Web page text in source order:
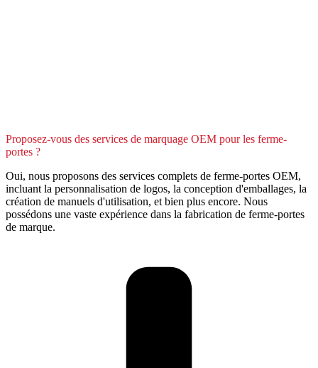
Proposez-vous des services de marquage OEM pour les ferme-
portes ?
Oui, nous proposons des services complets de ferme-portes OEM,
incluant la personnalisation de logos, la conception d'emballages, la
création de manuels d'utilisation, et bien plus encore. Nous
possédons une vaste expérience dans la fabrication de ferme-portes
de marque.